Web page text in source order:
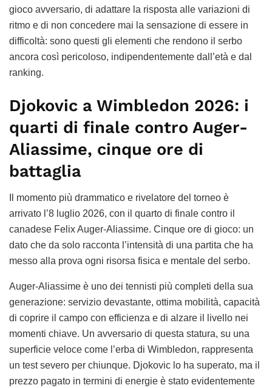
gioco avversario, di adattare la risposta alle variazioni di
ritmo e di non concedere mai la sensazione di essere in
difficoltà: sono questi gli elementi che rendono il serbo
ancora così pericoloso, indipendentemente dall’età e dal
ranking.
Djokovic a Wimbledon 2026: i
quarti di finale contro Auger-
Aliassime, cinque ore di
battaglia
Il momento più drammatico e rivelatore del torneo è
arrivato l’8 luglio 2026, con il quarto di finale contro il
canadese Felix Auger-Aliassime. Cinque ore di gioco: un
dato che da solo racconta l’intensità di una partita che ha
messo alla prova ogni risorsa fisica e mentale del serbo.
Auger-Aliassime è uno dei tennisti più completi della sua
generazione: servizio devastante, ottima mobilità, capacità
di coprire il campo con efficienza e di alzare il livello nei
momenti chiave. Un avversario di questa statura, su una
superficie veloce come l’erba di Wimbledon, rappresenta
un test severo per chiunque. Djokovic lo ha superato, ma il
prezzo pagato in termini di energie è stato evidentemente